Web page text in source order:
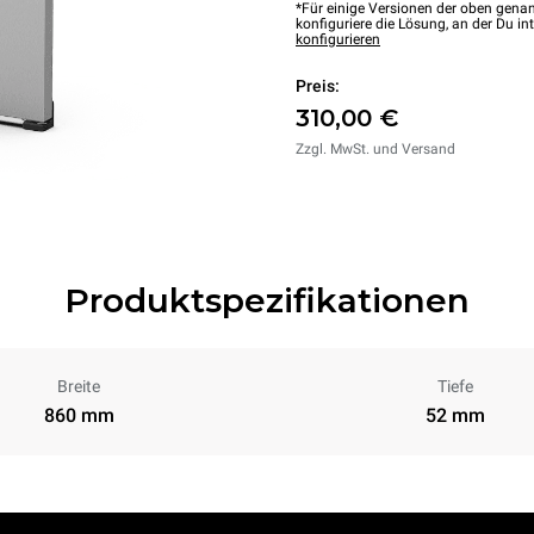
*Für einige Versionen der oben
konfiguriere die Lösung, an der Du
konfigurieren
Preis:
310,00 €
Zzgl. MwSt. und Versand
Produktspezifikationen
Breite
860 mm
Tiefe
52 mm